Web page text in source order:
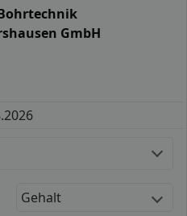
GmbH
Gehalt